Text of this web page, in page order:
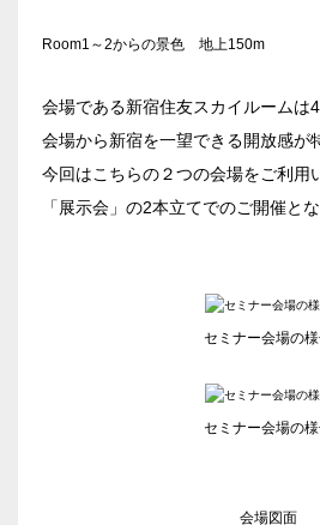
Room1～2からの景色 地上150m
会場である新宿住友スカイルームは
会場から新宿を一望できる開放感が
今回はこちらの２つの会場をご利用
「展示会」の2本立てでのご開催とな
セミナー会場の
セミナー会場の
会場図面
エリア／施設※複数選択可能
新宿・高田馬場エリア
ベルサール新宿グランド
新宿住友スカイルーム
ベルサール新宿セントラルパ
ベルサール八重洲
ベルサール秋葉原
ベルサール半蔵門
ベルサール神保町アネックス
六本木・虎ノ門エリア